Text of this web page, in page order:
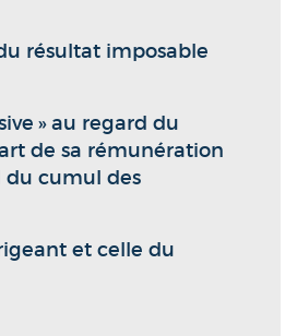
résultat imposable
» au regard du
de sa rémunération
du cumul des
et celle du